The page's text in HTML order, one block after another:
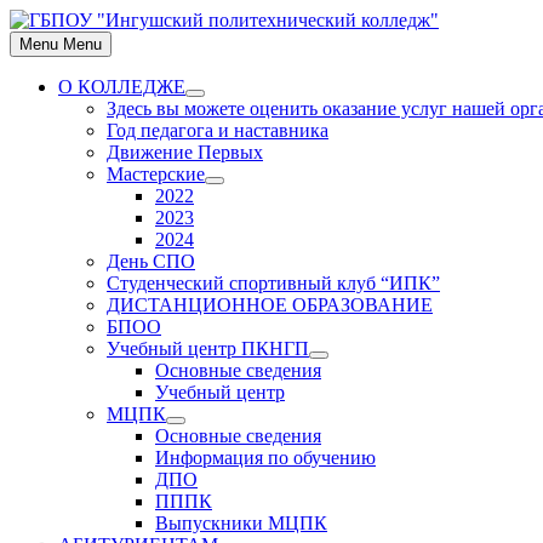
Skip
to
content
Menu Menu
О КОЛЛЕДЖЕ
Show
sub
menu
Здесь вы можете оценить оказание услуг нашей
Год педагога и наставника
Движение Первых
Мастерские
Show
2022
2023
2024
День СПО
Студенческий спортивный клуб “ИПК”
ДИСТАНЦИОННОЕ ОБРАЗОВАНИЕ
БПОО
Учебный центр ПКНГП
Show
sub
Основные сведения
Учебный центр
МЦПК
Show
sub
menu
Основные сведения
Информация по обучению
ДПО
ПППК
Выпускники МЦПК